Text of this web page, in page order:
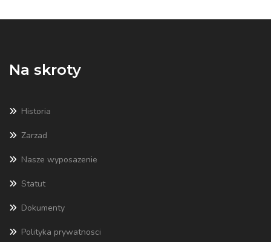
Na skroty
Historia
Zarzad
Nasze wyposazenie
Statut
Dokumenty
Polityka prywatnosci